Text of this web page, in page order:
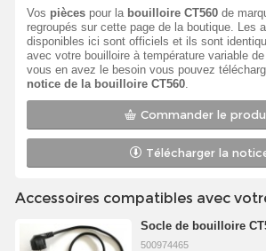
Vos piècespour la bouilloire CT560de
regroupés sur cette page de la boutique. Les
disponibles ici sont officiels et ils sont
avec votre bouilloire à température variable
vous en avez le besoin vous pouvez
notice de la bouilloire CT560.
Commander le
Télécharger la
Accessoires compatibles avec
Socle de bouilloire
500974465